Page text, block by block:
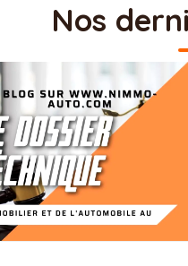
Nos